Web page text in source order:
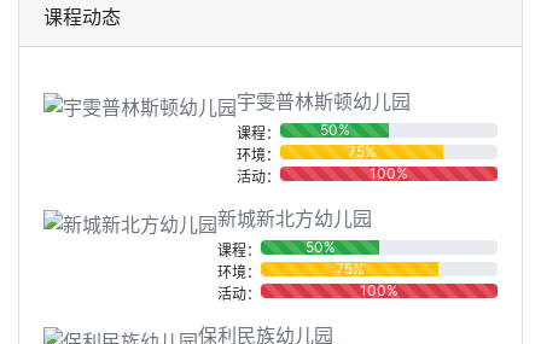
课程动态
宇雯普林斯顿幼儿园
课程：
50%
环境：
75%
活动：
100%
新城新北方幼儿园
课程：
50%
环境：
75%
活动：
100%
保利民族幼儿园